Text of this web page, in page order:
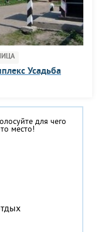
Усадьба
для чего
место!